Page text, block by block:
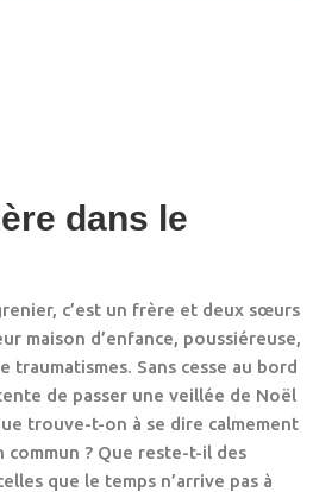
dans le
c’est un frère et deux sœurs
maison d’enfance, poussiéreuse,
traumatismes. Sans cesse au bord
de passer une veillée de Noël
trouve-t-on à se dire calmement
commun ? Que reste-t-il des
que le temps n’arrive pas à